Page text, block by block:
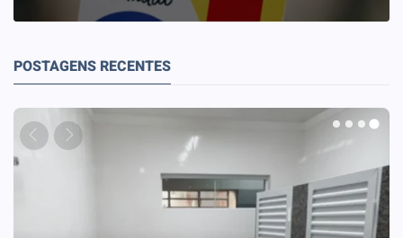
POSTAGENS RECENTES